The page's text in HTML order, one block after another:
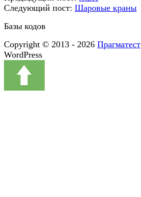
Следующий пост: Шаровые краны
Базы кодов
Copyright © 2013 - 2026 Прагматест
WordPress